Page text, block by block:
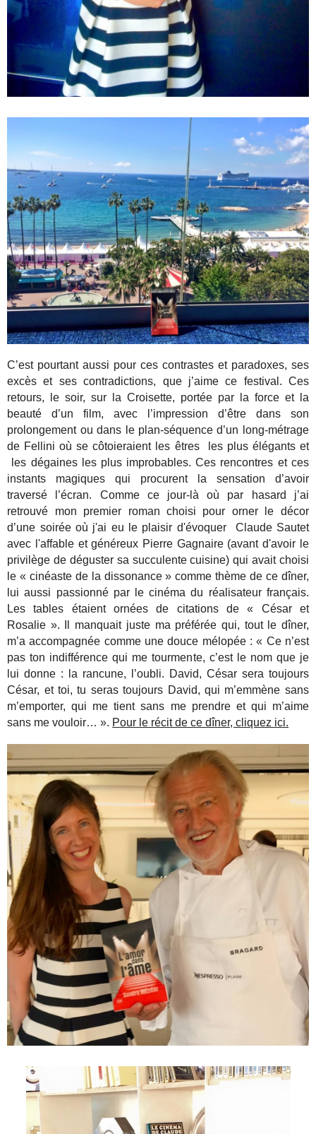
C’est pourtant aussi pour ces contrastes et paradoxes, ses
excès et ses contradictions, que j’aime ce festival. Ces
retours, le soir, sur la Croisette, portée par la force et la
beauté d’un film, avec l’impression d’être dans son
prolongement ou dans le plan-séquence d’un long-métrage
de Fellini où se côtoieraient les êtres les plus élégants et
les dégaines les plus improbables. Ces rencontres et ces
instants magiques qui procurent la sensation d’avoir
traversé l’écran. Comme ce jour-là où par hasard j’ai
retrouvé mon premier roman choisi pour orner le décor
d’une soirée où j'ai eu le plaisir d'évoquer Claude Sautet
avec l'affable et généreux Pierre Gagnaire (avant d'avoir le
privilège de déguster sa succulente cuisine) qui avait choisi
le « cinéaste de la dissonance » comme thème de ce dîner,
lui aussi passionné par le cinéma du réalisateur français.
Les tables étaient ornées de citations de « César et
Rosalie ». Il manquait juste ma préférée qui, tout le dîner,
m’a accompagnée comme une douce mélopée : « Ce n’est
pas ton indifférence qui me tourmente, c’est le nom que je
lui donne : la rancune, l’oubli. David, César sera toujours
César, et toi, tu seras toujours David, qui m’emmène sans
m’emporter, qui me tient sans me prendre et qui m’aime
sans me vouloir… ». Pour le récit de ce dîner, cliquez ici.